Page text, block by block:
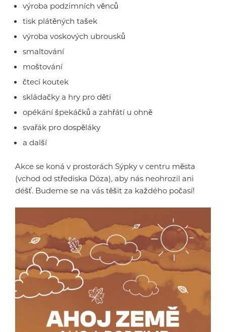
výroba podzimních věnců
tisk plátěných tašek
výroba voskových ubrousků
smaltování
moštování
čtecí koutek
skládačky a hry pro děti
opékání špekáčků a zahřátí u ohně
svařák pro dospěláky
a další
Akce se koná v prostorách Sýpky v centru města
(vchod od střediska Dóza), aby nás neohrozil ani
déšť. Budeme se na vás těšit za každého počasí!